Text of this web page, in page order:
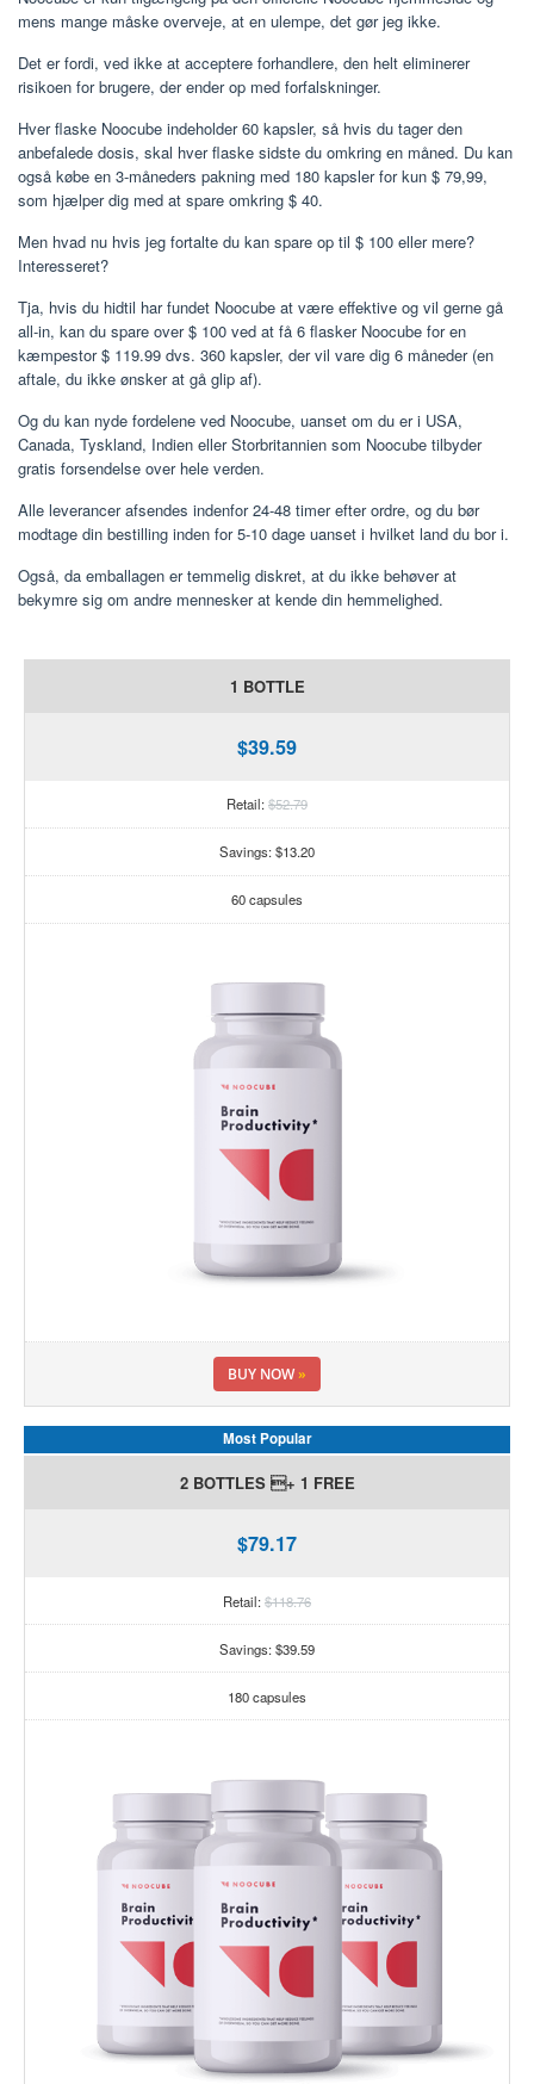
mens mange måske overveje, at en ulempe, det gør jeg ikke.
Det er fordi, ved ikke at acceptere forhandlere, den helt eliminerer
risikoen for brugere, der ender op med forfalskninger.
Hver flaske Noocube indeholder 60 kapsler, så hvis du tager den
anbefalede dosis, skal hver flaske sidste du omkring en måned. Du kan
også købe en 3-måneders pakning med 180 kapsler for kun $ 79,99,
som hjælper dig med at spare omkring $ 40.
Men hvad nu hvis jeg fortalte du kan spare op til $ 100 eller mere?
Interesseret?
Tja, hvis du hidtil har fundet Noocube at være effektive og vil gerne gå
all-in, kan du spare over $ 100 ved at få 6 flasker Noocube for en
kæmpestor $ 119.99 dvs. 360 kapsler, der vil vare dig 6 måneder (en
aftale, du ikke ønsker at gå glip af).
Og du kan nyde fordelene ved Noocube, uanset om du er i USA,
Canada, Tyskland, Indien eller Storbritannien som Noocube tilbyder
gratis forsendelse over hele verden.
Alle leverancer afsendes indenfor 24-48 timer efter ordre, og du bør
modtage din bestilling inden for 5-10 dage uanset i hvilket land du bor i.
Også, da emballagen er temmelig diskret, at du ikke behøver at
bekymre sig om andre mennesker at kende din hemmelighed.
1 BOTTLE
$39.59
Retail:$52.79
Savings: $13.20
60 capsules
BUY NOW»
Most Popular
2 BOTTLES + 1 FREE
$79.17
Retail:$118.76
Savings: $39.59
180 capsules